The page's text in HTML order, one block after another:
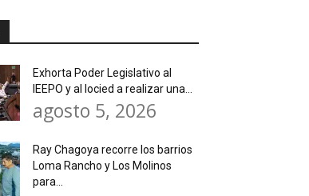
Exhorta Poder Legislativo al
IEEPO y al Iocied a realizar una...
agosto 5, 2026
Ray Chagoya recorre los barrios
Loma Rancho y Los Molinos
para...